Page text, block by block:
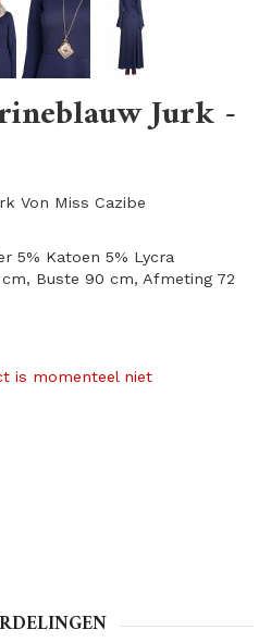
Jurk -
Von Miss Cazibe
5% Katoen 5% Lycra
Buste 90 cm, Afmeting 72
is momenteel niet